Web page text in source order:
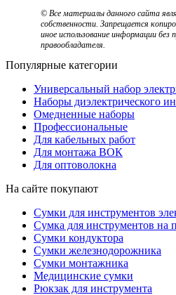
© Все материалы данного сайта
собственности. Запрещается
иное использование информации без
правообладателя.
Популярные категории
Универсальный набор
Наборы диэлектрического
Омедненные наборы
Профессиональные
Для кабельных работ
Для монтажа ВОК
Для оптоволокна
На сайте покупают
Сумки для инструментов
Сумка для инструментов на
Сумки кондуктора
Сумки железнодорожника
Сумки монтажника
Медицинские сумки
Рюкзак для инструмента